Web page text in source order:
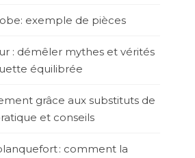
exemple de pièces
: démêler mythes et vérités
équilibrée
grâce aux substituts de
et conseils
: comment la